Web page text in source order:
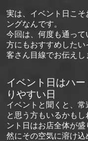
実は、イベント日こそ
ングなんです。
今回は、何度も通っ
方にもおすすめした
客さん目線でお伝えし
イベント日はハ
りやすい日
イベントと聞くと、常
と思う方もいるかも
ント日はお店全体が
然にその空気に溶け